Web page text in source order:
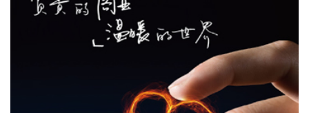
式签署全方位合作协议。双方将依托通用人工智能前沿技术，
落地不动产全场景智慧解决方案，合力打造重庆“人工智能+不
动产”产业标杆项目。
当地时间8日凌晨，由共和党控制的美国参议院以50票赞成、
49票反对的投票结果，确认托德·布兰奇担任司法部长。 当地